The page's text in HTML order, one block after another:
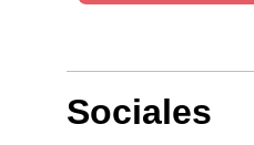
Sociales